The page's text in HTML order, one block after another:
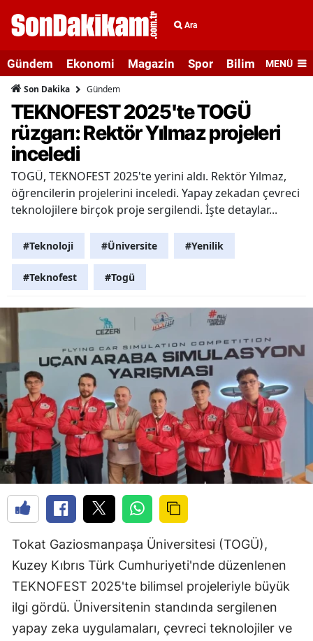
Ara
Gündem Ekonomi Magazin Spor Bilim veMENÜ
Son Dakika Gündem
TEKNOFEST 2025'te TOGÜ
rüzgarı: Rektör Yılmaz projeleri
inceledi
TOGÜ, TEKNOFEST 2025'te yerini aldı. Rektör Yılmaz,
öğrencilerin projelerini inceledi. Yapay zekadan çevreci
teknolojilere birçok proje sergilendi. İşte detaylar...
#Teknoloji #Üniversite #Yenilik
#Teknofest #Togü
Tokat Gaziosmanpaşa Üniversitesi (TOGÜ),
Kuzey Kıbrıs Türk Cumhuriyeti'nde düzenlenen
TEKNOFEST 2025'te bilimsel projeleriyle büyük
ilgi gördü. Üniversitenin standında sergilenen
yapay zeka uygulamaları, çevreci teknolojiler ve